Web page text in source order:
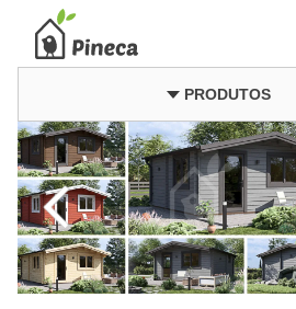
PRODUTOS